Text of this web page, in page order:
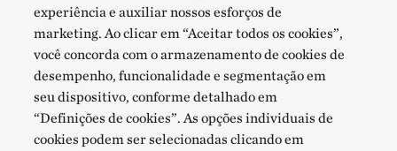
experiência e auxiliar nossos esforços de
marketing. Ao clicar em “Aceitar todos os cookies”,
você concorda com o armazenamento de cookies de
desempenho, funcionalidade e segmentação em
seu dispositivo, conforme detalhado em
“Definições de cookies”. As opções individuais de
cookies podem ser selecionadas clicando em